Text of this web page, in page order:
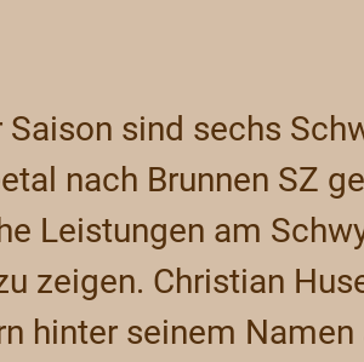
sind sechs
nach Brunnen SZ
Leistungen am
zeigen. Christian
hinter seinem Namen